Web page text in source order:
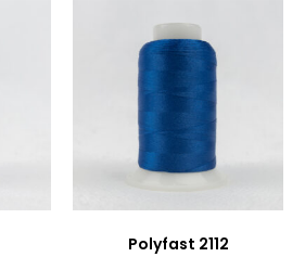
Polyfast 2112